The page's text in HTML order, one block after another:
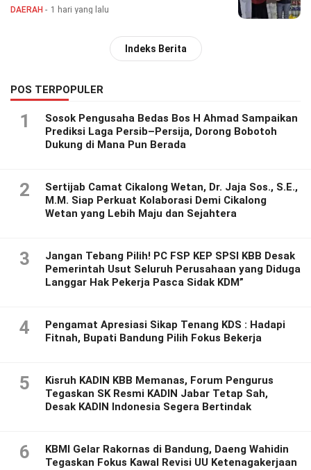
DAERAH 1 hari yang lalu
Indeks Berita
POS TERPOPULER
1
Sosok Pengusaha Bedas Bos H Ahmad Sampaikan
Prediksi Laga Persib–Persija, Dorong Bobotoh
Dukung di Mana Pun Berada
2
Sertijab Camat Cikalong Wetan, Dr. Jaja Sos., S.E.,
M.M. Siap Perkuat Kolaborasi Demi Cikalong
Wetan yang Lebih Maju dan Sejahtera
3
Jangan Tebang Pilih! PC FSP KEP SPSI KBB Desak
Pemerintah Usut Seluruh Perusahaan yang Diduga
Langgar Hak Pekerja Pasca Sidak KDM”
4
Pengamat Apresiasi Sikap Tenang KDS : Hadapi
Fitnah, Bupati Bandung Pilih Fokus Bekerja
5
Kisruh KADIN KBB Memanas, Forum Pengurus
Tegaskan SK Resmi KADIN Jabar Tetap Sah,
Desak KADIN Indonesia Segera Bertindak
6
KBMI Gelar Rakornas di Bandung, Daeng Wahidin
Tegaskan Fokus Kawal Revisi UU Ketenagakerjaan